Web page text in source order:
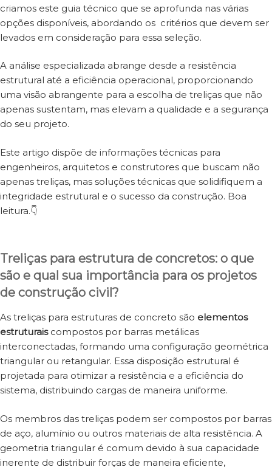
criamos este guia técnico que se aprofunda nas várias
opções disponíveis, abordando os critérios que devem ser
levados em consideração para essa seleção.
A análise especializada abrange desde a resistência
estrutural até a eficiência operacional, proporcionando
uma visão abrangente para a escolha de treliças que não
apenas sustentam, mas elevam a qualidade e a segurança
do seu projeto.
Este artigo dispõe de informações técnicas para
engenheiros, arquitetos e construtores que buscam não
apenas treliças, mas soluções técnicas que solidifiquem a
integridade estrutural e o sucesso da construção. Boa
leitura.👇
Treliças para estrutura de concretos: o que
são e qual sua importância para os projetos
de construção civil?
As treliças para estruturas de concreto são elementos
estruturaiscompostos por barras metálicas
interconectadas, formando uma configuração geométrica
triangular ou retangular. Essa disposição estrutural é
projetada para otimizar a resistência e a eficiência do
sistema, distribuindo cargas de maneira uniforme.
Os membros das treliças podem ser compostos por barras
de aço, alumínio ou outros materiais de alta resistência. A
geometria triangular é comum devido à sua capacidade
inerente de distribuir forças de maneira eficiente,